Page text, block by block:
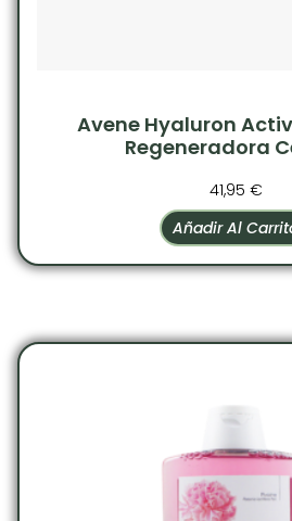
Avene Hyaluron
Regeneradora
41,95 €
Añadir Al